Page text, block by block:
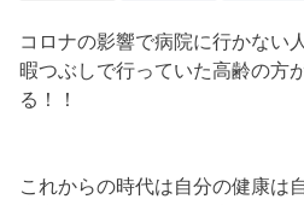
コロナの影響で病院に行かない
暇つぶしで行っていた高齢の方
る！！
これからの時代は自分の健康は